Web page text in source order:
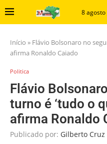
8 agosto
Início » Flávio Bolsonaro no
afirma Ronaldo Caiado
Politica
Flávio
turno é ‘tudo o
afirma Ronaldo
Publicado por: Gilberto Cruz